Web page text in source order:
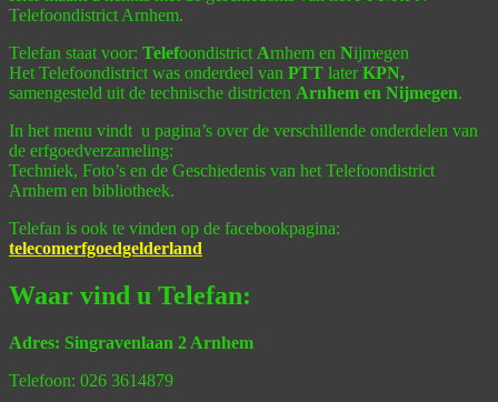
Telefoondistrict Arnhem.
Telefan staat voor: Telefoondistrict Arnhem en Nijmegen
Het Telefoondistrict was onderdeel van PTT laterKPN,
samengesteld uit de technische districten Arnhem en Nijmegen.
In het menu vindt u pagina’s over de verschillende onderdelen van
de erfgoedverzameling:
Techniek, Foto’s en de Geschiedenis van het Telefoondistrict
Arnhem en bibliotheek.
Telefan is ook te vinden op de facebookpagina:
telecomerfgoedgelderland
Waar vind u Telefan:
Adres: Singravenlaan 2 Arnhem
Telefoon: 026 3614879